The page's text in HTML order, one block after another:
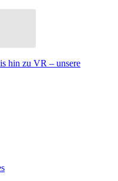
hin zu VR – unsere